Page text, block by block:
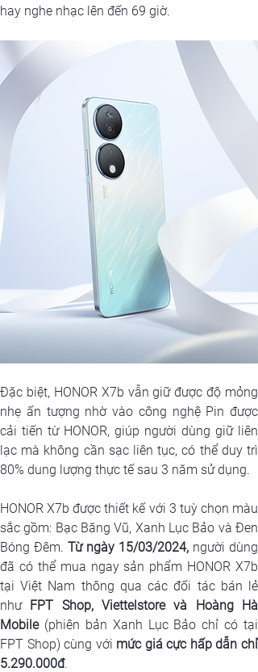
hay nghe nhạc lên đến 69 giờ.
Đặc biệt, HONOR X7b vẫn giữ được độ mỏng
nhẹ ấn tượng nhờ vào công nghệ Pin được
cải tiến từ HONOR, giúp người dùng giữ liên
lạc mà không cần sạc liên tục, có thể duy trì
80% dung lượng thực tế sau 3 năm sử dụng.
HONOR X7b được thiết kế với 3 tuỳ chọn màu
sắc gồm: Bạc Băng Vũ, Xanh Lục Bảo và Đen
Bóng Đêm. Từ ngày 15/03/2024, người dùng
đã có thể mua ngay sản phẩm HONOR X7b
tại Việt Nam thông qua các đối tác bán lẻ
như FPT Shop, Viettelstore và Hoàng Hà
Mobile (phiên bản Xanh Lục Bảo chỉ có tại
FPT Shop) cùng với mức giá cực hấp dẫn chỉ
5.290.000đ.